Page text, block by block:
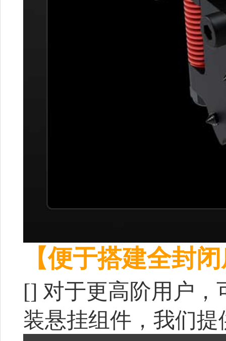
【便于搭建全封
[] 对于更高阶用户，
装悬挂组件，我们